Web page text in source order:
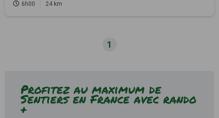
6h00 24 km
1
Profitez au maximum de
Sentiers en France avec rando
+